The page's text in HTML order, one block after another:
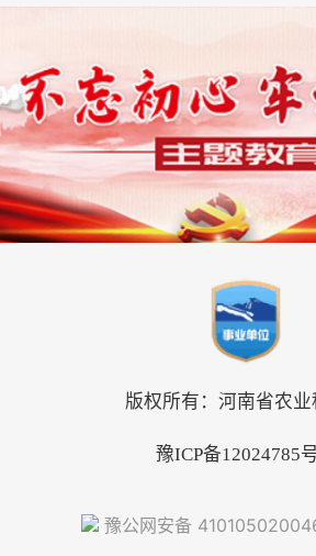
版权所有：河南省农业
豫ICP备12024785
豫公网安备